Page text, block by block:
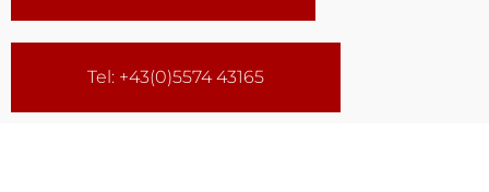
Tel: +43(0)5574 43165